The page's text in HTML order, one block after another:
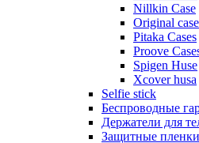
Nillkin Case
Original case
Pitaka Cases
Proove
Spigen Huse
Xcover husa
Selfie stick
Беспроводные
Держатели для
Защитные пленки